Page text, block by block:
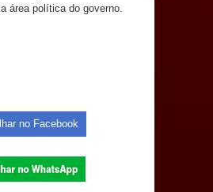
sobre saúde bucal
pagamento do mês de julho
área política do governo.
no Facebook